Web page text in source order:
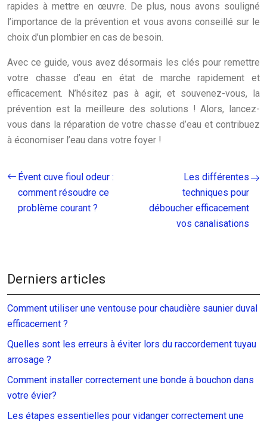
rapides à mettre en œuvre. De plus, nous avons souligné
l’importance de la prévention et vous avons conseillé sur le
choix d’un plombier en cas de besoin.
Avec ce guide, vous avez désormais les clés pour remettre
votre chasse d’eau en état de marche rapidement et
efficacement. N’hésitez pas à agir, et souvenez-vous, la
prévention est la meilleure des solutions ! Alors, lancez-
vous dans la réparation de votre chasse d’eau et contribuez
à économiser l’eau dans votre foyer !
Évent cuve fioul odeur :
comment résoudre ce
problème courant ?
Les différentes
techniques pour
déboucher efficacement
vos canalisations
Derniers articles
Comment utiliser une ventouse pour chaudière saunier duval
efficacement ?
Quelles sont les erreurs à éviter lors du raccordement tuyau
arrosage ?
Comment installer correctement une bonde à bouchon dans
votre évier?
Les étapes essentielles pour vidanger correctement une